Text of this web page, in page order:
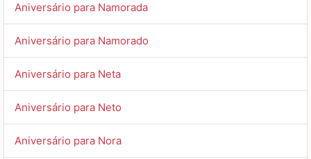
Aniversário para Namorada
Aniversário para Namorado
Aniversário para Neta
Aniversário para Neto
Aniversário para Nora